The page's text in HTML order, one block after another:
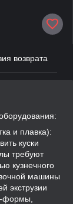
возврата
и плавка):
куски
требуют
кузнечного
машины
экструзии
формы,